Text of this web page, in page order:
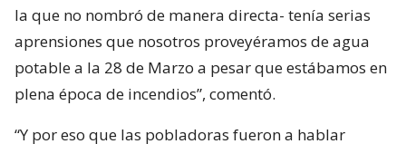
la que no nombró de manera directa- tenía serias
aprensiones que nosotros proveyéramos de agua
potable a la 28 de Marzo a pesar que estábamos en
plena época de incendios”, comentó.
“Y por eso que las pobladoras fueron a hablar